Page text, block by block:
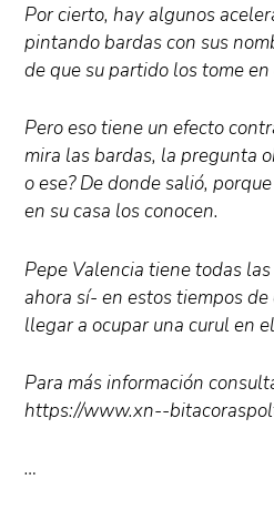
Por cierto, hay algunos
pintando bardas con sus
de que su partido los tome en
Pero eso tiene un efecto
mira las bardas, la pregunta
o ese? De donde salió,
en su casa los conocen.
Pepe Valencia tiene todas
ahora sí- en estos tiempos
llegar a ocupar una curul en
Para más información
https://www.xn--
…